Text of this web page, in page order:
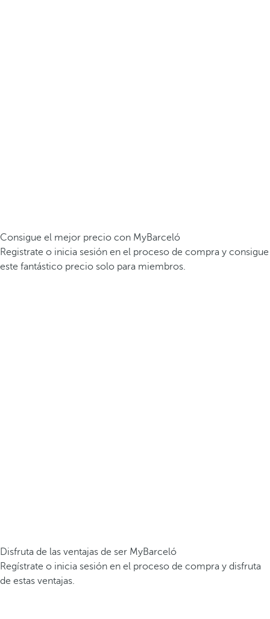
Consigue el mejor precio con MyBarceló
Registrate o inicia sesión en el proceso de compra y consigue
este fantástico precio solo para miembros.
Disfruta de las ventajas de ser MyBarceló
Regístrate o inicia sesión en el proceso de compra y disfruta
de estas ventajas.